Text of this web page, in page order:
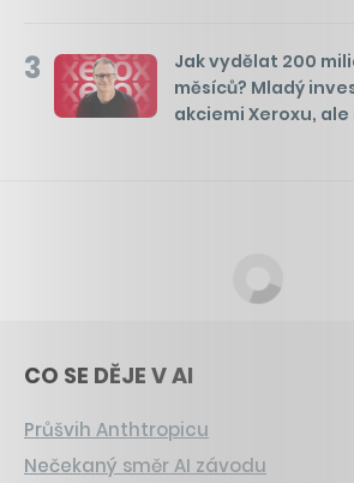
3
Jak vydělat 200
měsíců? Mladý
akciemi Xeroxu,
CO SE DĚJE V AI
Průšvih Anthtropicu
Nečekaný směr AI závodu